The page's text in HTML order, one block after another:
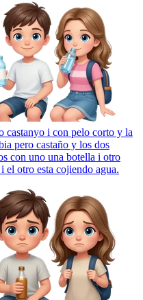
castanyo i con pelo corto y la
pero castaño y los dos
con uno una botella i otro
el otro esta cojiendo agua.